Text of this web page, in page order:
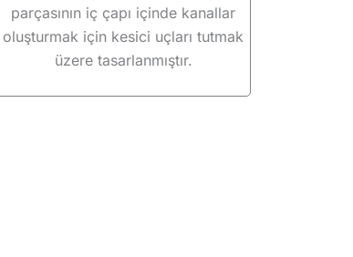
parçasının iç çapı içinde kanallar
oluşturmak için kesici uçları tutmak
üzere tasarlanmıştır.